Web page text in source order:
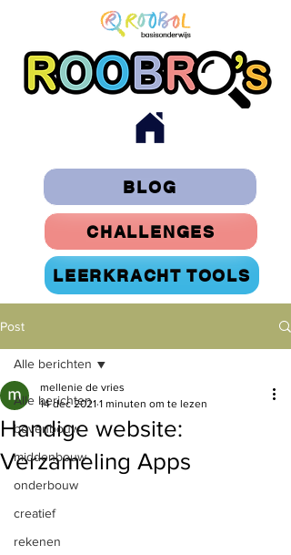
LEERKRACHT TOOLS
CHALLENGES
BLOG
Post
Alle berichten
bovenbouw
middenbouw
onderbouw
creatief
rekenen
Alle berichten
Handige website:
Verzameling Apps
mellenie de vries
14 dec 2021 1 minuten om te lezen